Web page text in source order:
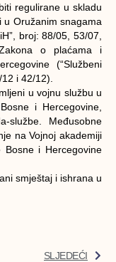
regulirane u skladu
Oružanim snagama
broj: 88/05, 53/07,
o plaćama i
(“Službeni
i 42/12).
u vojnu službu u
i Hercegovine,
službe. Međusobne
na Vojnoj akademiji
Bosne i Hercegovine
smještaj i ishrana u
SLJEDEĆI